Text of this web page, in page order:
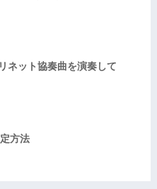
ネット協奏曲を演奏して
方法